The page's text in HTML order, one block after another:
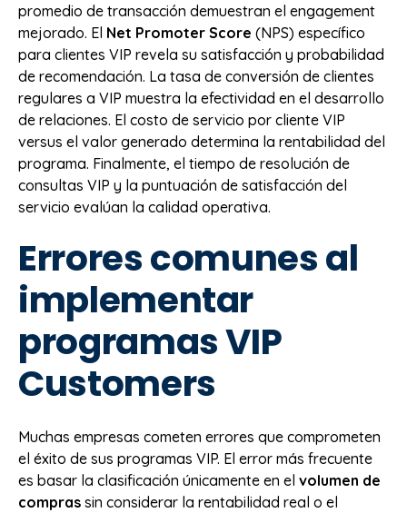
promedio de transacción demuestran el engagement
mejorado. El Net Promoter Score (NPS) específico
para clientes VIP revela su satisfacción y probabilidad
de recomendación. La tasa de conversión de clientes
regulares a VIP muestra la efectividad en el desarrollo
de relaciones. El costo de servicio por cliente VIP
versus el valor generado determina la rentabilidad del
programa. Finalmente, el tiempo de resolución de
consultas VIP y la puntuación de satisfacción del
servicio evalúan la calidad operativa.
Errores comunes al
implementar
programas VIP
Customers
Muchas empresas cometen errores que comprometen
el éxito de sus programas VIP. El error más frecuente
es basar la clasificación únicamente en el volumen de
compras sin considerar la rentabilidad real o el